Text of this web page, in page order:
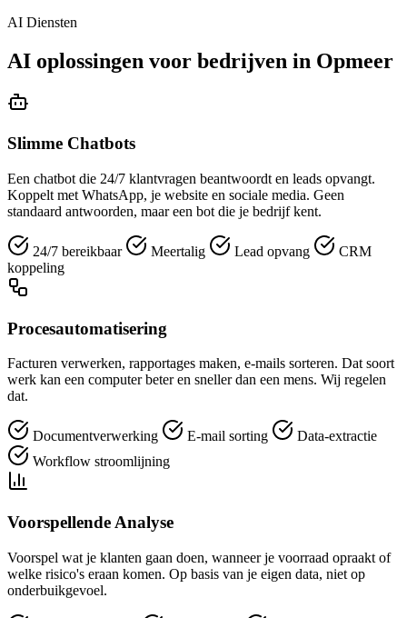
AI Diensten
AI oplossingen voor bedrijven in Opmeer
Slimme Chatbots
Een chatbot die 24/7 klantvragen beantwoordt en leads opvangt.
Koppelt met WhatsApp, je website en sociale media. Geen
standaard antwoorden, maar een bot die je bedrijf kent.
24/7 bereikbaar Meertalig Lead opvang
CRM
koppeling
Procesautomatisering
Facturen verwerken, rapportages maken, e-mails sorteren. Dat soort
werk kan een computer beter en sneller dan een mens. Wij regelen
dat.
Documentverwerking E-mail sorting
Data-extractie
Workflow stroomlijning
Voorspellende Analyse
Voorspel wat je klanten gaan doen, wanneer je voorraad opraakt of
welke risico's eraan komen. Op basis van je eigen data, niet op
onderbuikgevoel.